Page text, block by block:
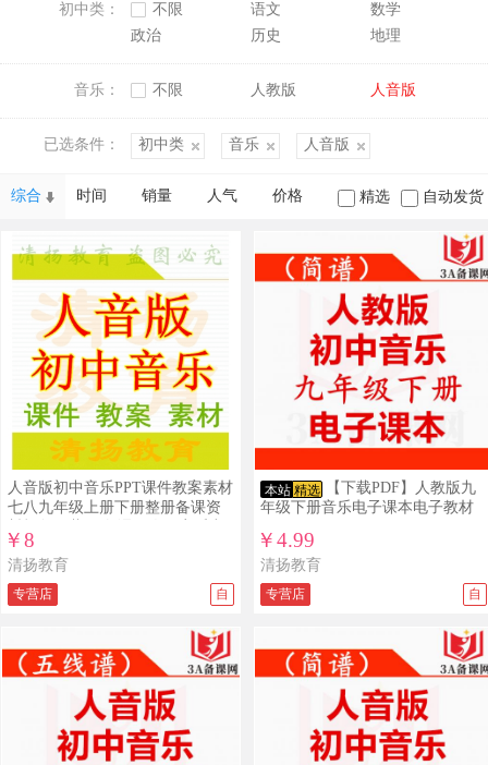
初中类： 不限 语文
数学
政治
历史 地理
音乐： 不限 人教版 人音版
已选条件： 初中类 音乐 人音版
综合 时间 销量 人气 价格 精选 自动发货
人音版初中音乐PPT课件教案素材
七八九年级上册下册整册备课资
版社
￥8
清扬教育
专营店 自
本站 精选
【下载PDF】人教版九
年级下册音乐电子课本电子教材
￥4.99
清扬教育
专营店 自